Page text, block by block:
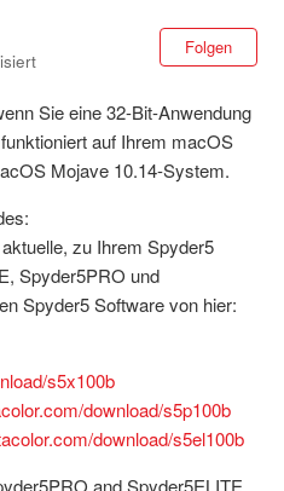
Folgen
Sie eine 32-Bit-Anwendung
auf Ihrem macOS
Mojave 10.14-System.
zu Ihrem Spyder5
Spyder5PRO und
Spyder5 Software von hier:
s5x100b
download/s5p100b
download/s5el100b
and Spyder5ELITE